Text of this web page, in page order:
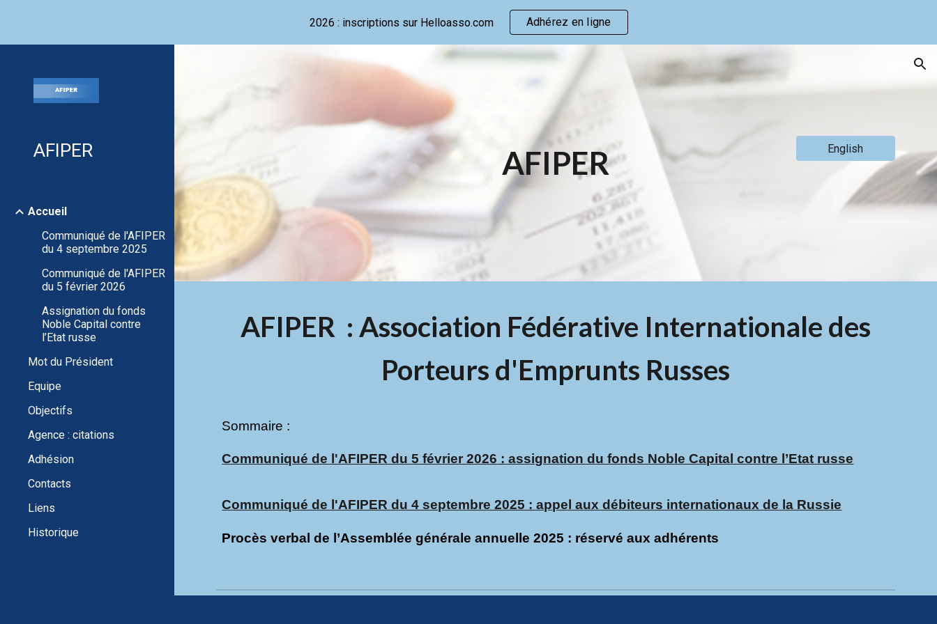
Skip to main content Skip to navigation
2026 : inscriptions sur Helloasso.com Adhérez en ligne
AFIPER
Accueil
Communiqué de l'AFIPER
du 4 septembre 2025
Communiqué de l'AFIPER
du 5 février 2026
Assignation du fonds
Noble Capital contre
l’Etat russe
Mot du Président
Equipe
Objectifs
Agence : citations
Adhésion
Contacts
Liens
Historique
AFIPER English
AFIPER : Association Fédérative Internationale des
Porteurs d'Emprunts Russes
Sommaire :
Communiqué de l'AFIPER du5 février 2026 : assignation du fonds Noble Capital contre l’Etat russe
Communiqué de l'AFIPER du 4 septembre 2025 : appel aux débiteurs internationaux de la Russie
Procès verbal de l’Assemblée générale annuelle 2025 : réservé aux adhérents